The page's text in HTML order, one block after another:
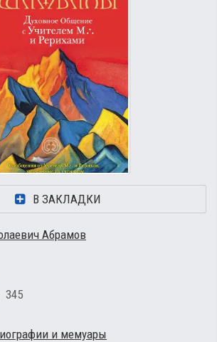
В ЗАКЛАДКИ
Абрамов
345
и мемуары